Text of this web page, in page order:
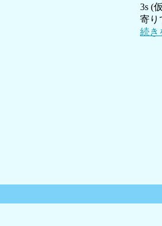
3s (
寄り
続き